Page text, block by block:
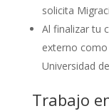
solicita
Al finalizar tu
externo
Universidad
Trabajo